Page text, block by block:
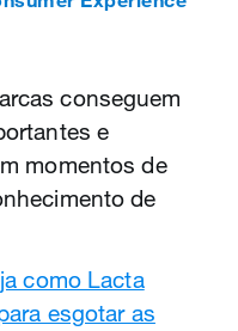
conseguem
e
momentos de
de
como Lacta
esgotar as